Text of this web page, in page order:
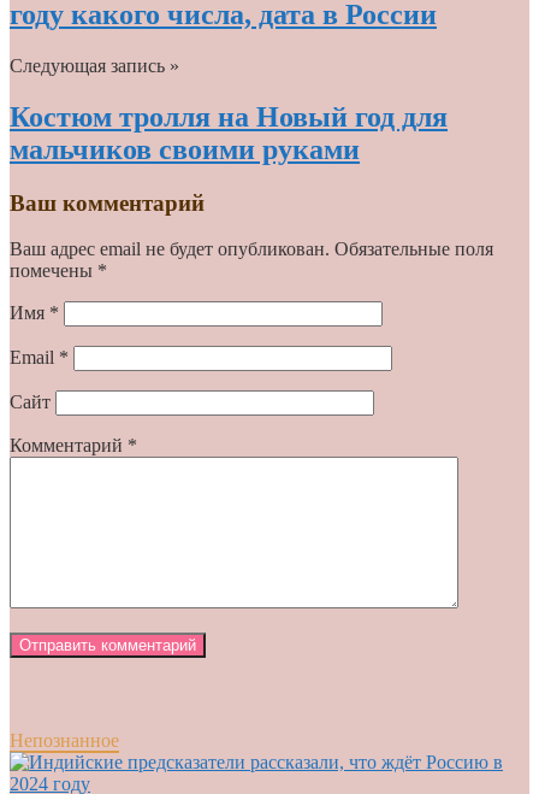
году какого числа, дата в России
Следующая запись »
Костюм тролля на Новый год для
мальчиков своими руками
Ваш комментарий
Ваш адрес email не будет опубликован. Обязательные поля
помечены *
Имя *
Email *
Сайт
Комментарий *
Непознанное